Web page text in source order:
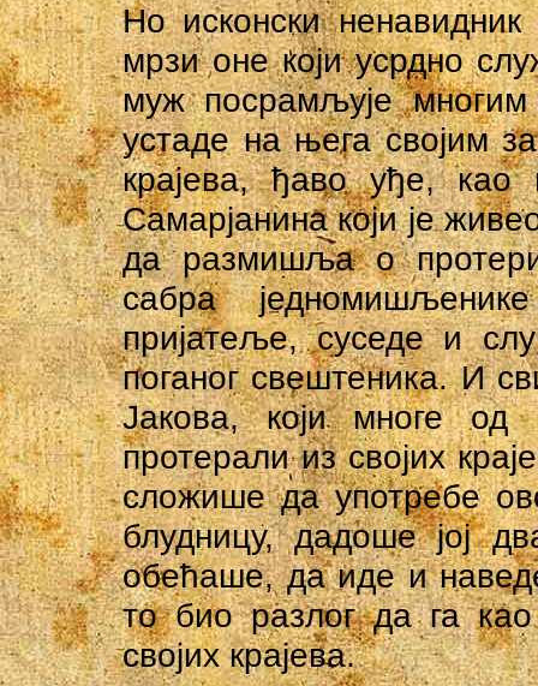
Но исконски
мрзи оне који усрдно
муж посрамљује
устаде на њега својим
крајева, ђаво уђе, као
Самарјанина који је
да размишља о
сабра
пријатеље, суседе и
поганог свештеника. И
Јакова, који многе
протерали из својих
сложише да употребе
блудницу, дадоше јој
обећаше, да иде и
то био разлог да га
својих крајева.